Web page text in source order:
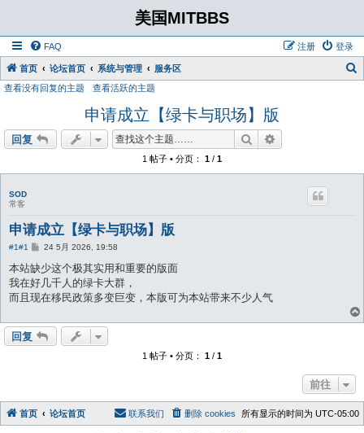
美国MITBBS
FAQ 登录
注册
首页 论坛首页 系统与管理 服务区
查看没有回复的主题 查看活跃的主题
申请成立【绿卡与职场】版
回复 搜索
1 帖子 • 分页： 1 / 1
SOD
常客
申请成立【绿卡与职场】版
#1#1
帖
24 5月 2026, 19:58
本站缺少这个极其实用和重要的版面
我在好几千人的绿卡大群，
而且现在移民政策多变巨变，本版可为本站带来不少人气
回复
1 帖子 • 分页： 1 / 1
前往
首页 论坛首页 所有显示的时间为 UTC-05:00
删除 cookies
联系我们